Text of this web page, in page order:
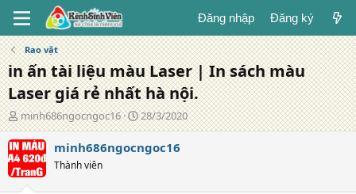
Đăng nhập Đăng ký
Rao vặt
in ấn tài liệu màu Laser | In sách màu
Laser giá rẻ nhất hà nội.
T
á
c
g
i
ả
minh686ngocngoc16
N
g
à
28/3/2020
minh686ngocngoc16
Thành viên